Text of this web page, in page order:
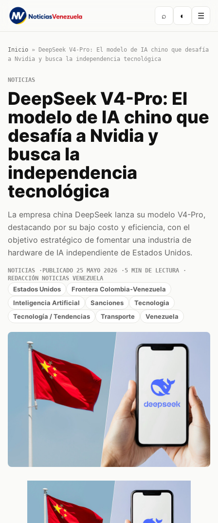
⌕ ◐ ☰
Inicio »
DeepSeek V4-Pro: El modelo de IA chino que desafía
a Nvidia y busca la independencia tecnológica
NOTICIAS
DeepSeek V4-Pro: El
modelo de IA chino que
desafía a Nvidia y
busca la
independencia
tecnológica
La empresa china DeepSeek lanza su modelo V4-Pro,
destacando por su bajo costo y eficiencia, con el
objetivo estratégico de fomentar una industria de
hardware de IA independiente de Estados Unidos.
NOTICIAS PUBLICADO 25 MAYO 2026
5 MIN DE LECTURA
REDACCIÓN NOTICIAS VENEZUELA
Estados Unidos
Frontera Colombia-Venezuela
Inteligencia Artificial
Sanciones
Tecnologia
Tecnología / Tendencias
Transporte Venezuela